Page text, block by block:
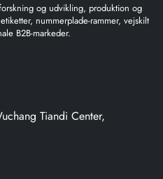
og udvikling, produktion og
nummerplade-rammer, vejskilt
B2B-markeder.
Tiandi Center,